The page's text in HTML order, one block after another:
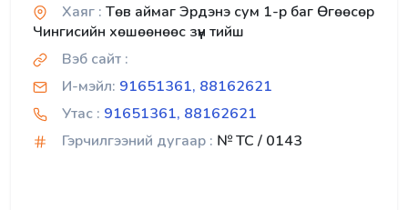
Хаяг : Төв аймаг Эрдэнэ сум 1-р баг Өгөөсөр
Чингисийн хөшөөнөөс зүүн тийш
Вэб сайт :
И-мэйл: 91651361, 88162621
Утас : 91651361, 88162621
Гэрчилгээний дугаар : № TC / 0143